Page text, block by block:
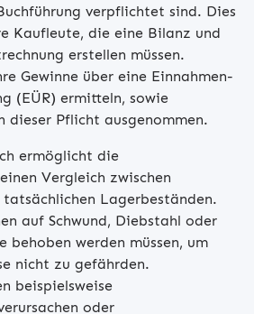
verpflichtet sind. Dies
Kaufleute, die eine Bilanz und
erstellen müssen.
Gewinne über eine Einnahmen-
(EÜR) ermitteln, sowie
dieser Pflicht ausgenommen.
ermöglicht die
Vergleich zwischen
tatsächlichen Lagerbeständen.
auf Schwund, Diebstahl oder
behoben werden müssen, um
nicht zu gefährden.
beispielsweise
oder